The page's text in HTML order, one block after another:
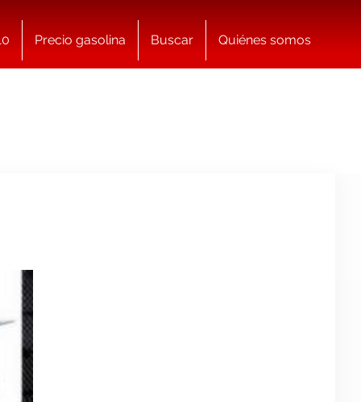
Precio gasolina Buscar Quiénes somos